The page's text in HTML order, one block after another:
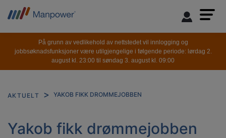
På grunn av vedlikehold av nettstedet vil innlogging og
jobbsøknadsfunksjoner være utilgjengelige i følgende periode: lørdag 2.
august kl. 23:00 til søndag 3. august kl. 09:00
AKTUELT YAKOB FIKK DROMMEJOBBEN
Yakob fikk drømmejobben